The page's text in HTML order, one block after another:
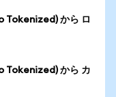
から ロ
から カ